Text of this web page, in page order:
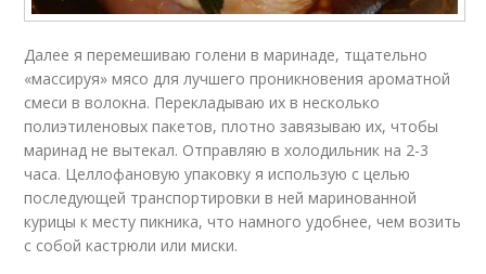
Далее я перемешиваю голени в маринаде, тщательно
«массируя» мясо для лучшего проникновения ароматной
смеси в волокна. Перекладываю их в несколько
полиэтиленовых пакетов, плотно завязываю их, чтобы
маринад не вытекал. Отправляю в холодильник на 2-3
часа. Целлофановую упаковку я использую с целью
последующей транспортировки в ней маринованной
курицы к месту пикника, что намного удобнее, чем возить
с собой кастрюли или миски.